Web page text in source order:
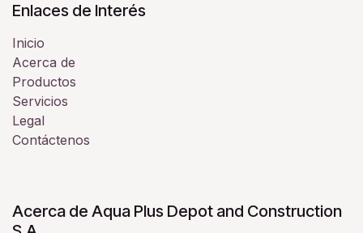
Enlaces de Interés
Inicio
Acerca de
Productos
Servicios
Legal
Contáctenos
Acerca de Aqua Plus Depot and Construction